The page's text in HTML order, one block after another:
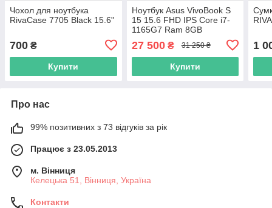
Чохол для ноутбука
RivaCase 7705 Black 15.6"
700 ₴
Купити
Ноутбук Asus VivoBook S
15 15.6 FHD IPS Core i7-
1165G7 Ram 8GB
S533EA-SB71 10703
27 500₴ 31 250 ₴
Купити
1
Про нас
99% позитивних з 73 відгуків за рік
Працює з 23.05.2013
м. Вінниця
Келецька 51, Вінниця, Україна
Контакти